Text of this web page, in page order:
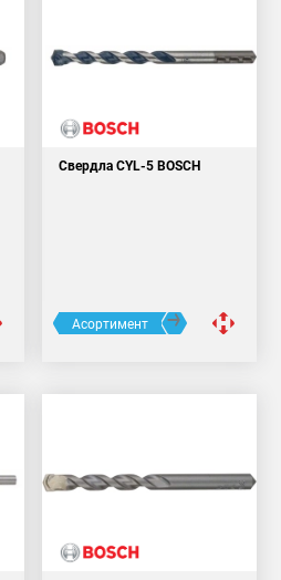
Свердла CYL-5 BOSCH
Асортимент